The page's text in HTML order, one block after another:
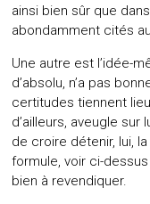
ainsi bien sûr que
abondamment cités
Une autre est l’idée-
d’absolu, n’a pas
certitudes tiennent
d’ailleurs, aveugle
de croire détenir, lui,
formule, voir ci-
bien à revendiquer.